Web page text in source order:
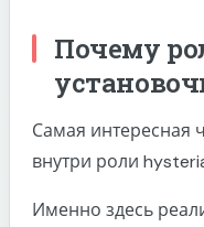
Почему
Самая интересная
внутри роли
Именно здесь